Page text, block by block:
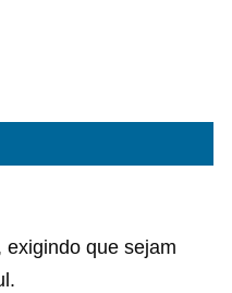
exigindo que sejam